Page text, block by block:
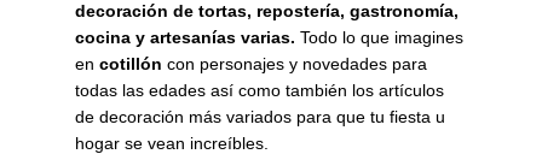
decoración de tortas, repostería, gastronomía,
cocina y artesanías varias. Todo lo que imagines
encotillón con personajes y novedades para
todas las edades así como también los artículos
de decoración más variados para que tu fiesta u
hogar se vean increíbles.